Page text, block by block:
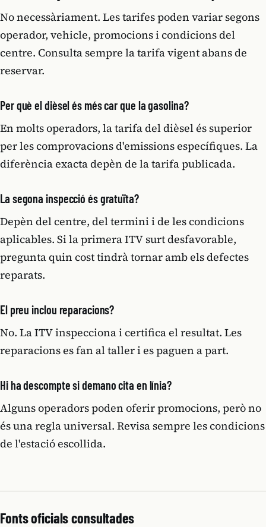
No necessàriament. Les tarifes poden variar segons
operador, vehicle, promocions i condicions del
centre. Consulta sempre la tarifa vigent abans de
reservar.
Per què el dièsel és més car que la gasolina?
En molts operadors, la tarifa del dièsel és superior
per les comprovacions d'emissions específiques. La
diferència exacta depèn de la tarifa publicada.
La segona inspecció és gratuïta?
Depèn del centre, del termini i de les condicions
aplicables. Si la primera ITV surt desfavorable,
pregunta quin cost tindrà tornar amb els defectes
reparats.
El preu inclou reparacions?
No. La ITV inspecciona i certifica el resultat. Les
reparacions es fan al taller i es paguen a part.
Hi ha descompte si demano cita en línia?
Alguns operadors poden oferir promocions, però no
és una regla universal. Revisa sempre les condicions
de l'estació escollida.
Fonts oficials consultades